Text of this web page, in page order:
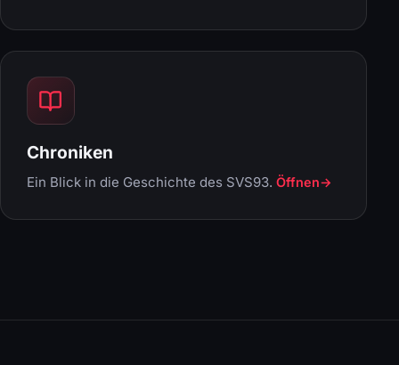
Chroniken
Ein Blick in die Geschichte des SVS93. Öffnen